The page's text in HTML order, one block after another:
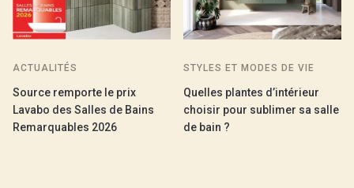
ACTUALITÉS
Source remporte le prix
Lavabo des Salles de Bains
Remarquables 2026
STYLES ET MODES DE VIE
Quelles plantes d’intérieur
choisir pour sublimer sa salle
de bain ?